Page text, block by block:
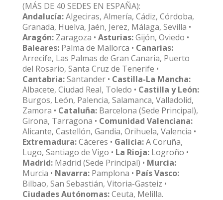
(MÁS DE 40 SEDES EN ESPAÑA):
Andalucía:Algeciras, Almería, Cádiz, Córdoba,
Granada, Huelva, Jaén, Jerez, Málaga, Sevilla •
Aragón: Zaragoza • Asturias:Gijón, Oviedo •
Baleares: Palma de Mallorca • Canarias:
Arrecife, Las Palmas de Gran Canaria, Puerto
del Rosario, Santa Cruz de Tenerife •
Cantabria:Santander • Castilla-La Mancha:
Albacete, Ciudad Real, Toledo • Castilla y León:
Burgos, León, Palencia, Salamanca, Valladolid,
Zamora • Cataluña: Barcelona (Sede Principal),
Girona, Tarragona • Comunidad Valenciana:
Alicante, Castellón, Gandia, Orihuela, Valencia •
Extremadura:Cáceres • Galicia:A Coruña,
Lugo, Santiago de Vigo • La Rioja: Logroño •
Madrid: Madrid (Sede Principal) • Murcia:
Murcia • Navarra: Pamplona • País Vasco:
Bilbao, San Sebastián, Vitoria-Gasteiz •
Ciudades Autónomas:Ceuta, Melilla.